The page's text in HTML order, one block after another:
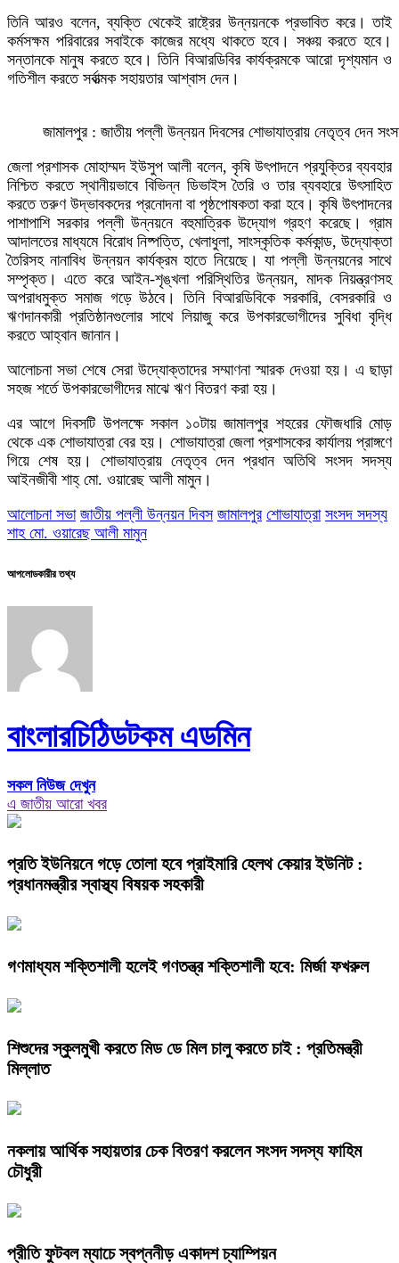
তিনি আরও বলেন, ব্যক্তি থেকেই রাষ্ট্রের উন্নয়নকে প্রভাবিত করে। তাই
কর্মসক্ষম পরিবারের সবাইকে কাজের মধ্যে থাকতে হবে। সঞ্চয় করতে হবে।
সন্তানকে মানুষ করতে হবে। তিনি বিআরডিবির কার্যক্রমকে আরো দৃশ্যমান ও
গতিশীল করতে সর্বাত্মক সহায়তার আশ্বাস দেন।
জামালপুর : জাতীয় পল্লী উন্নয়ন দিবসের শোভাযাত্রায় নেতৃত্ব দেন
জেলা প্রশাসক মোহাম্মদ ইউসুপ আলী বলেন, কৃষি উৎপাদনে প্রযুক্তির ব্যবহার
নিশ্চিত করতে স্থানীয়ভাবে বিভিন্ন ডিভাইস তৈরি ও তার ব্যবহারে উৎসাহিত
করতে তরুণ উদ্ভাবকদের প্রনোদনা বা পৃষ্ঠপোষকতা করা হবে। কৃষি উৎপাদনের
পাশাপাশি সরকার পল্লী উন্নয়নে বহুমাত্রিক উদ্যোগ গ্রহণ করেছে। গ্রাম
আদালতের মাধ্যমে বিরোধ নিষ্পত্তি, খেলাধুলা, সাংস্কৃতিক কর্মকান্ড, উদ্যোক্তা
তৈরিসহ নানাবিধ উন্নয়ন কার্যক্রম হাতে নিয়েছে। যা পল্লী উন্নয়নের সাথে
সম্পৃক্ত। এতে করে আইন-শৃঙ্খলা পরিস্থিতির উন্নয়ন, মাদক নিয়ন্ত্রণসহ
অপরাধমুক্ত সমাজ গড়ে উঠবে। তিনি বিআরডিবিকে সরকারি, বেসরকারি ও
ঋণদানকারী প্রতিষ্ঠানগুলোর সাথে লিয়াজু করে উপকারভোগীদের সুবিধা বৃদ্ধি
করতে আহ্বান জানান।
আলোচনা সভা শেষে সেরা উদ্যোক্তাদের সম্মাণনা স্মারক দেওয়া হয়। এ ছাড়া
সহজ শর্তে উপকারভোগীদের মাঝে ঋণ বিতরণ করা হয়।
এর আগে দিবসটি উপলক্ষে সকাল ১০টায় জামালপুর শহরের ফৌজধারি মোড়
থেকে এক শোভাযাত্রা বের হয়। শোভাযাত্রা জেলা প্রশাসকের কার্যালয় প্রাঙ্গণে
গিয়ে শেষ হয়। শোভাযাত্রায় নেতৃত্ব দেন প্রধান অতিথি সংসদ সদস্য
আইনজীবী শাহ্ মো. ওয়ারেছ আলী মামুন।
আলোচনা সভা জাতীয় পল্লী উন্নয়ন দিবস জামালপুর শোভাযাত্রা সংসদ সদস্য
শাহ মো. ওয়ারেছ আলী মামুন
আপলোডকারীর তথ্য
বাংলারচিঠিডটকম এডমিন
সকল নিউজ দেখুন
এ জাতীয় আরো খবর
প্রতি ইউনিয়নে গড়ে তোলা হবে প্রাইমারি হেলথ কেয়ার ইউনিট :
প্রধানমন্ত্রীর স্বাস্থ্য বিষয়ক সহকারী
গণমাধ্যম শক্তিশালী হলেই গণতন্ত্র শক্তিশালী হবে: মির্জা ফখরুল
শিশুদের স্কুলমুখী করতে মিড ডে মিল চালু করতে চাই : প্রতিমন্ত্রী
মিল্লাত
নকলায় আর্থিক সহায়তার চেক বিতরণ করলেন সংসদ সদস্য ফাহিম
চৌধুরী
প্রীতি ফুটবল ম্যাচে স্বপ্ননীড় একাদশ চ্যাম্পিয়ন